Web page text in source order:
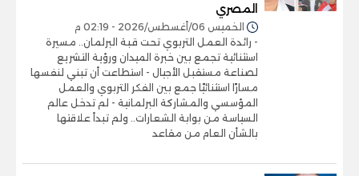
المصري
الخميس 06/أغسطس/2026 - 02:19 م
- رائدة العمل التربوي تحت قبة البرلمان.. مسيرة
استثنائية تجمع بين خبرة الميدان ورؤية التشريع
لصناعة مستقبل الأجيال - استطاعت أن تبني لنفسها
مسارًا استثنائيًا جمع بين الفكر التربوي والعمل
المؤسسي والمشاركة البرلمانية - لم تدخل عالم
السياسة من بوابة الشعارات.. ولم تبدأ علاقتها
بالشأن العام من مقاعد